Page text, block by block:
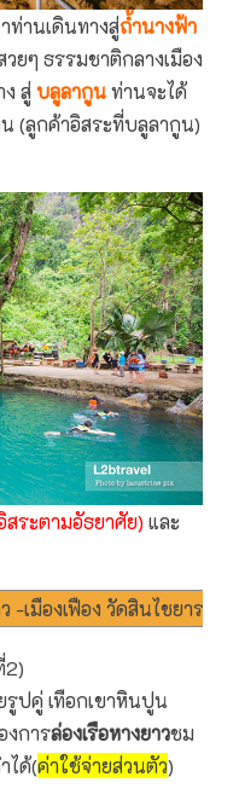
ท่านเดินทางสู่ถ้ำนางฟ้า
ยๆ ธรรมชาติกลางเมือง
สู่ บลูลากูนท่านจะได้
(ลูกค้าอิสระที่บลูลากูน)
สระตามอัธยาศัย) และ
-เมืองเฟือง วัดสินไชยาราม
2)
รูปคู่ เทือกเขาหินปูน
งการล่องเรือหางยาวชม
ได้(ค่าใช้จ่ายส่วนตัว)